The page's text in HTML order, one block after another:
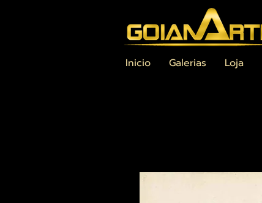
Inicio Galerias Loja